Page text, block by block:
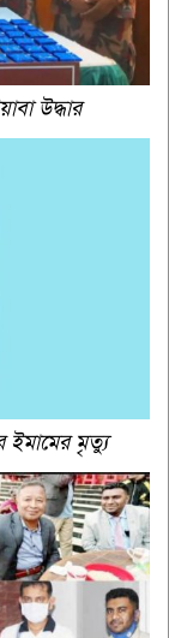
উদ্ধার
ইমামের মৃত্যু